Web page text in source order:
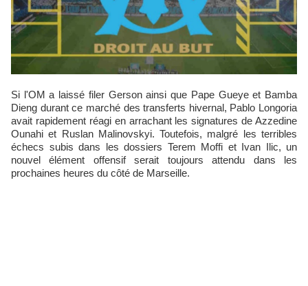
Si l'OM a laissé filer Gerson ainsi que Pape Gueye et Bamba
Dieng durant ce marché des transferts hivernal, Pablo Longoria
avait rapidement réagi en arrachant les signatures de Azzedine
Ounahi et Ruslan Malinovskyi. Toutefois, malgré les terribles
échecs subis dans les dossiers Terem Moffi et Ivan Ilic, un
nouvel élément offensif serait toujours attendu dans les
prochaines heures du côté de Marseille.